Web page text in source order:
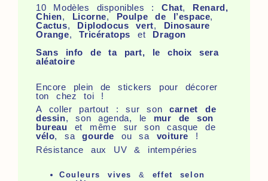
10 Modèles disponibles : Chat, Renard,
Chien, Licorne, Poulpe de l’espace,
Cactus, Diplodocus vert, Dinosaure
Orange,Tricératopset Dragon
Sans info de ta part, le choix sera
aléatoire
Encore plein de stickers pour décorer
ton chez toi !
A coller partout : sur soncarnet de
dessin, son agenda, le mur de son
bureau et même sur son casque de
vélo, sagourde ou sa voiture !
Résistance aux UV & intempéries
Couleurs vives & effet selon